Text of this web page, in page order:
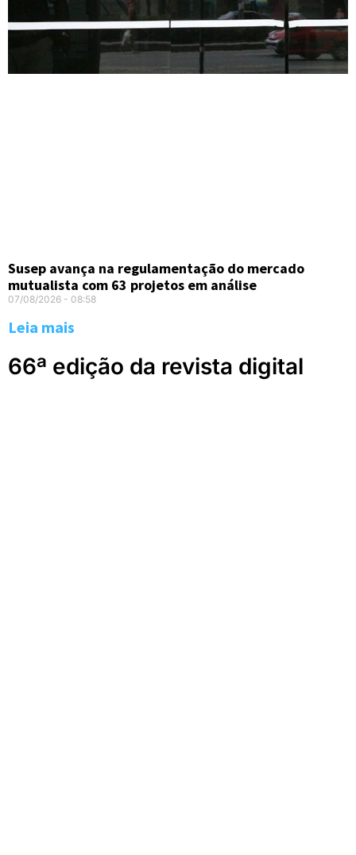
Susep avança na regulamentação do mercado
mutualista com 63 projetos em análise
07/08/2026 08:58
Leia mais
66ª edição da revista digital